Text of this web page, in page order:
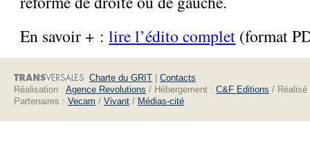
En savoir + :lire l’édito complet (format
Charte du GRIT
Contacts
Réalisation : Agence Revolutions / Hébergement : C&F Editions /
Partenaires : Vecam / Vivant / Médias-cité